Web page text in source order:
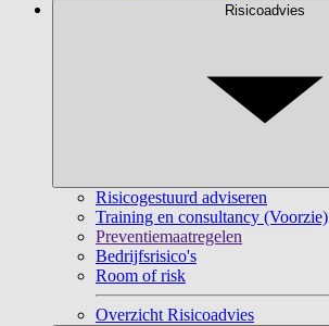
Risicoadvies
Risicogestuurd adviseren
Training en consultancy (Voorzie)
Preventiemaatregelen
Bedrijfsrisico's
Room of risk
Overzicht Risicoadvies